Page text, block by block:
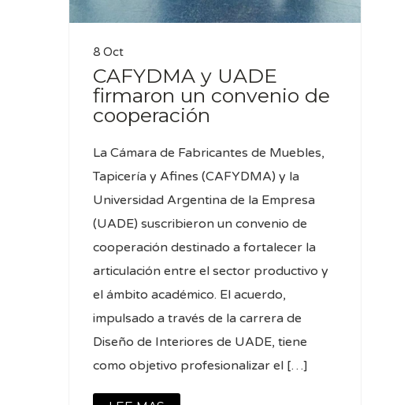
8 Oct
CAFYDMA y UADE
firmaron un convenio de
cooperación
La Cámara de Fabricantes de Muebles,
Tapicería y Afines (CAFYDMA) y la
Universidad Argentina de la Empresa
(UADE) suscribieron un convenio de
cooperación destinado a fortalecer la
articulación entre el sector productivo y
el ámbito académico. El acuerdo,
impulsado a través de la carrera de
Diseño de Interiores de UADE, tiene
como objetivo profesionalizar el […]